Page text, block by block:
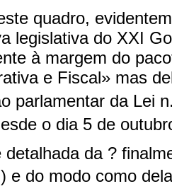
quadro,
legislativa do XXI
à margem do
e Fiscal» mas
parlamentar da Lei
o dia 5 de
detalhada da ?
e do modo como